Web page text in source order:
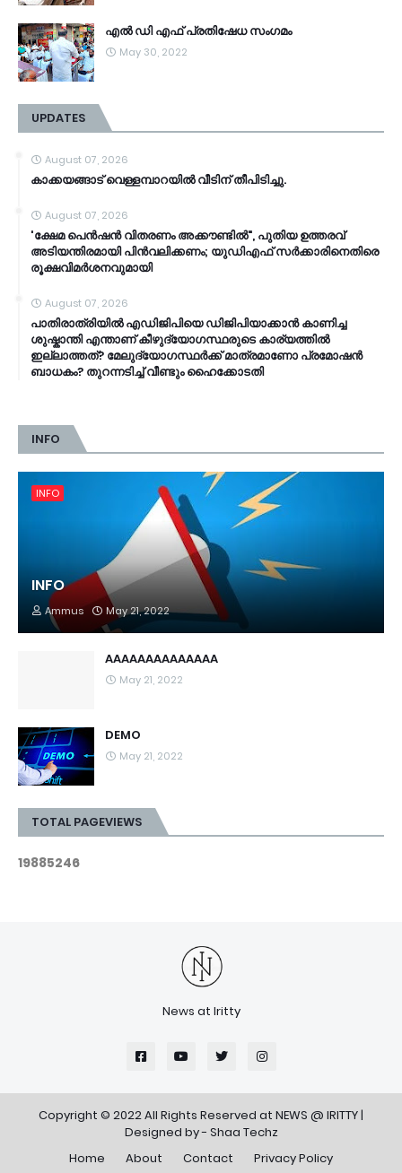
എൽ ഡി എഫ് പ്രതിഷേധ സംഗമം
May 30, 2022
UPDATES
August 07, 2026
കാക്കയങ്ങാട് വെള്ളമ്പാറയിൽ വീടിന് തീപിടിച്ചു.
August 07, 2026
'ക്ഷേമ പെൻഷൻ വിതരണം അക്കൗണ്ടിൽ", പുതിയ ഉത്തരവ്
അടിയന്തിരമായി പിൻവലിക്കണം; യുഡിഎഫ് സർക്കാരിനെതിരെ
രൂക്ഷവിമർശനവുമായി
August 07, 2026
പാതിരാത്രിയിൽ എഡിജിപിയെ ഡിജിപിയാക്കാൻ കാണിച്ച
ശുഷ്കാന്തി എന്താണ് കീഴുദ്യോഗസ്ഥരുടെ കാര്യത്തിൽ
ഇല്ലാത്തത്? മേലുദ്യോഗസ്ഥർക്ക് മാത്രമാണോ പ്രമോഷൻ
ബാധകം? തുറന്നടിച്ച് വീണ്ടും ഹൈക്കോടതി
INFO
INFO
INFO
Ammus May 21, 2022
AAAAAAAAAAAAAA
May 21, 2022
DEMO
May 21, 2022
TOTAL PAGEVIEWS
19885246
News at Iritty
Copyright © 2022 All Rights Reserved at NEWS @ IRITTY|
Designed by - Shaa Techz
Home
About Contact
Privacy Policy